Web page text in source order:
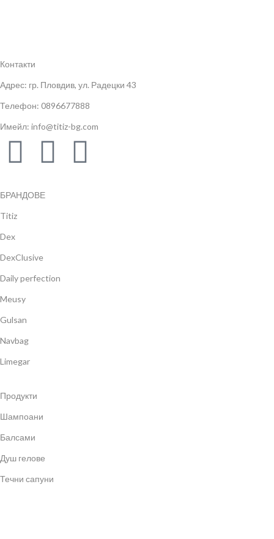
Контакти
Адрес: гр. Пловдив, ул. Радецки 43
Телефон: 0896677888
Имейл: info@titiz-bg.com
БРАНДОВЕ
Titiz
Dex
DexClusive
Daily perfection
Meusy
Gulsan
Navbag
Limegar
Продукти
Шампоани
Балсами
Душ гелове
Течни сапуни